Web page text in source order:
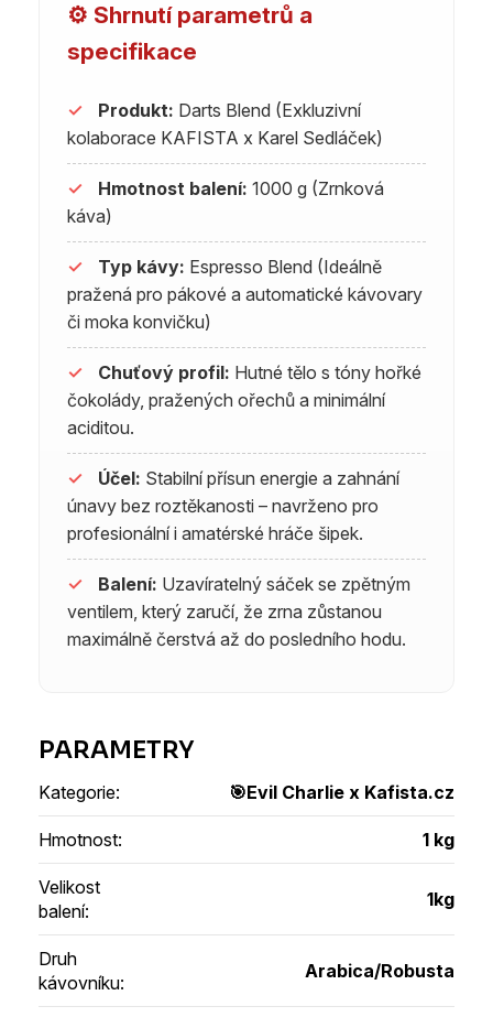
⚙️ Shrnutí parametrů a
specifikace
✓ Produkt: Darts Blend (Exkluzivní
kolaborace KAFISTA x Karel Sedláček)
✓ Hmotnost balení: 1000 g (Zrnková
káva)
✓ Typ kávy: Espresso Blend (Ideálně
pražená pro pákové a automatické kávovary
či moka konvičku)
✓ Chuťový profil: Hutné tělo s tóny hořké
čokolády, pražených ořechů a minimální
aciditou.
✓ Účel: Stabilní přísun energie a zahnání
únavy bez roztěkanosti – navrženo pro
profesionální i amatérské hráče šipek.
✓ Balení: Uzavíratelný sáček se zpětným
ventilem, který zaručí, že zrna zůstanou
maximálně čerstvá až do posledního hodu.
Kategorie: 🎯Evil Charlie x Kafista.cz
Hmotnost: 1 kg
Velikost
balení:
1kg
Druh
kávovníku:
Arabica/Robusta